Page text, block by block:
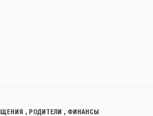
, РОДИТЕЛИ , ФИНАНСЫ